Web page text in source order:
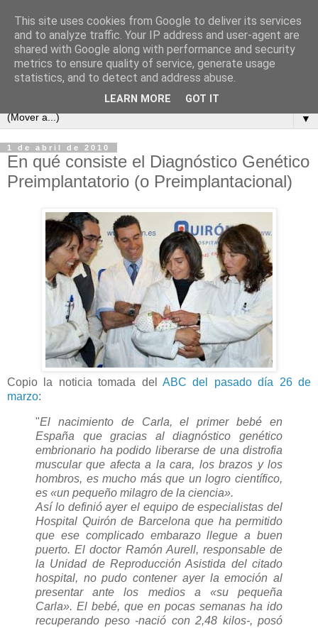
▼
1 de abril de 2010
En qué consiste el Diagnóstico Genético
Preimplantatorio (o Preimplantacional)
Copio la noticia tomada del ABC del pasado día 26 de
marzo:
"El nacimiento de Carla, el primer bebé en
España que gracias al diagnóstico genético
embrionario ha podido liberarse de una distrofia
muscular que afecta a la cara, los brazos y los
hombros, es mucho más que un logro científico,
es «un pequeño milagro de la ciencia».
Así lo definió ayer el equipo de especialistas del
Hospital Quirón de Barcelona que ha permitido
que ese complicado embarazo llegue a buen
puerto. El doctor Ramón Aurell, responsable de
la Unidad de Reproducción Asistida del citado
hospital, no pudo contener ayer la emoción al
presentar ante los medios a «su pequeña
Carla». El bebé, que en pocas semanas ha ido
recuperando peso -nació con 2,48 kilos-, posó
This site uses cookies from Google to deliver its services
and to analyze traffic. Your IP address and user-agent are
shared with Google along with performance and security
metrics to ensure quality of service, generate usage
statistics, and to detect and address abuse.
LEARN MORE GOT IT